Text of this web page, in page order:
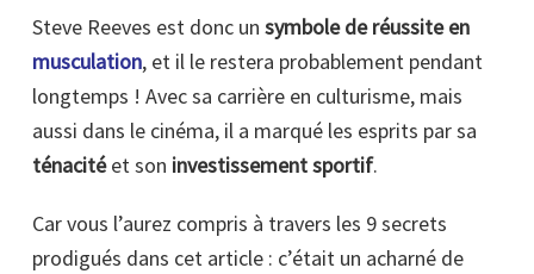
Steve Reeves est donc un symbole de réussite en
musculation, et il le restera probablement pendant
longtemps ! Avec sa carrière en culturisme, mais
aussi dans le cinéma, il a marqué les esprits par sa
ténacitéet son investissement sportif.
Car vous l’aurez compris à travers les 9 secrets
prodigués dans cet article : c’était un acharné de